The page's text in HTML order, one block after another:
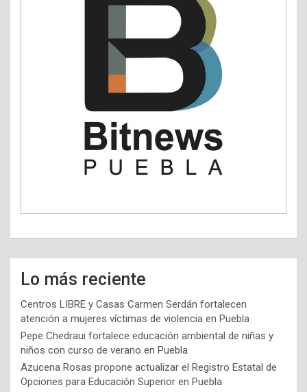
Lo más reciente
Centros LIBRE y Casas Carmen Serdán fortalecen
atención a mujeres víctimas de violencia en Puebla
Pepe Chedraui fortalece educación ambiental de niñas y
niños con curso de verano en Puebla
Azucena Rosas propone actualizar el Registro Estatal de
Opciones para Educación Superior en Puebla